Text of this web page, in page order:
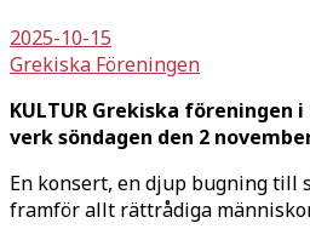
2025-10-15
Grekiska Föreningen
KULTUR Grekiska
verk söndagen den 2
En konsert, en djup bugning till
framför allt rättrådiga